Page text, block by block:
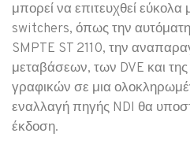
μπορεί να επιτευχθεί
switchers, όπως την
SMPTE ST 2110, την
μεταβάσεων, των DVE και
γραφικών σε μια
εναλλαγή πηγής NDI θα
έκδοση.